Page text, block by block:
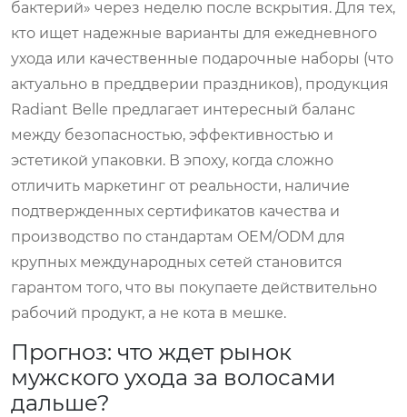
бактерий» через неделю после вскрытия. Для тех,
кто ищет надежные варианты для ежедневного
ухода или качественные подарочные наборы (что
актуально в преддверии праздников), продукция
Radiant Belle предлагает интересный баланс
между безопасностью, эффективностью и
эстетикой упаковки. В эпоху, когда сложно
отличить маркетинг от реальности, наличие
подтвержденных сертификатов качества и
производство по стандартам OEM/ODM для
крупных международных сетей становится
гарантом того, что вы покупаете действительно
рабочий продукт, а не кота в мешке.
Прогноз: что ждет рынок
мужского ухода за волосами
дальше?